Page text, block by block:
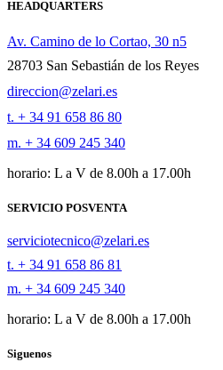
HEADQUARTERS
Av. Camino de lo Cortao, 30 n5
28703 San Sebastián de los Reyes
direccion@zelari.es
t. + 34 91 658 86 80
m. + 34 609 245 340
horario: L a V de 8.00h a 17.00h
SERVICIO POSVENTA
serviciotecnico@zelari.es
t. + 34 91 658 86 81
m. + 34 609 245 340
horario: L a V de 8.00h a 17.00h
Siguenos